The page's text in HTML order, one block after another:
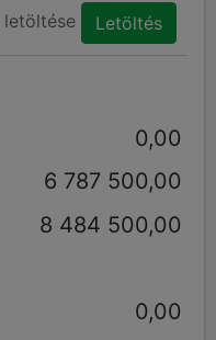
letöltése Letöltés
0,00
6 787 500,00
8 484 500,00
0,00